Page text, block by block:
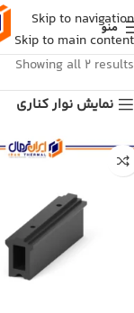
Skip to navigation
Skip to main content
منو
Showing all 2 results
نمایش نوار کناری